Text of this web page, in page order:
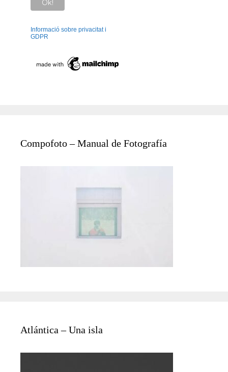
Informació sobre privacitat i
GDPR
Compofoto – Manual de Fotografía
Atlántica – Una isla